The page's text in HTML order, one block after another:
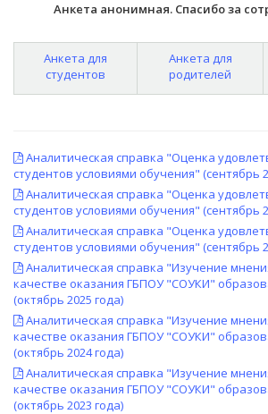
Анкета анонимная. Спасибо за
Анкета для
студентов
Анкета для
родителей
Аналитическая справка "Оценка
студентов условиями обучения" (сентябрь
Аналитическая справка "Оценка
студентов условиями обучения" (сентябрь
Аналитическая справка "Оценка
студентов условиями обучения" (сентябрь
Аналитическая справка "Изучение
качестве оказания ГБПОУ "СОУКИ"
(октябрь 2025 года)
Аналитическая справка "Изучение
качестве оказания ГБПОУ "СОУКИ"
(октябрь 2024 года)
Аналитическая справка "Изучение
качестве оказания ГБПОУ "СОУКИ"
(октябрь 2023 года)